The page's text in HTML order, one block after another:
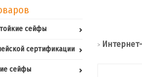
сейфы
сертификации
сейфы
>